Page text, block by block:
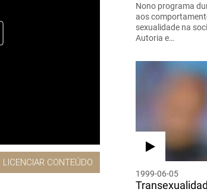
LICENCIAR CONTEÚDO
Nono programa
aos
sexualidade na
Autoria e…
1999-06-05